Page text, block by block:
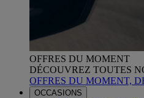
OFFRES DU MOMENT
DÉCOUVREZ TOUTES
OFFRES DU MOMENT,
OCCASIONS